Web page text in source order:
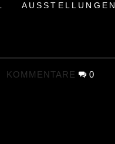
AUSSTELLUNGEN
KOMMENTARE 0